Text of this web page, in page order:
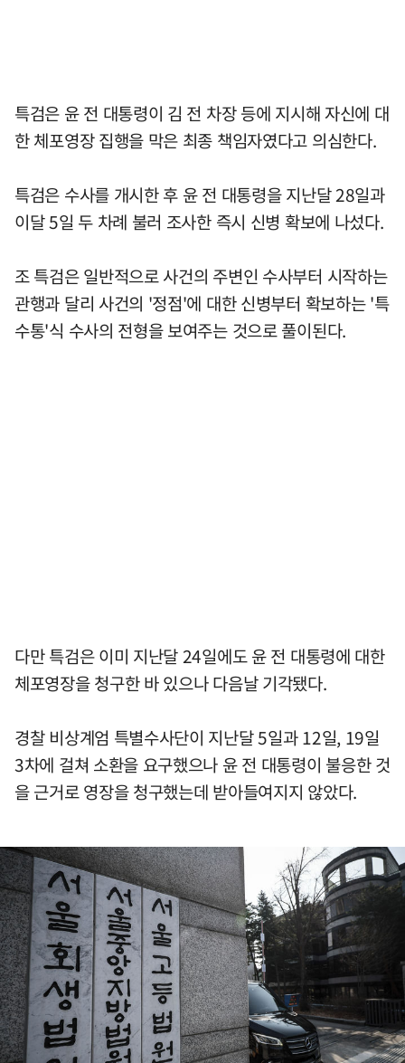
특검은 윤 전 대통령이 김 전 차장 등에 지시해 자신에 대
한 체포영장 집행을 막은 최종 책임자였다고 의심한다.
특검은 수사를 개시한 후 윤 전 대통령을 지난달 28일과
이달 5일 두 차례 불러 조사한 즉시 신병 확보에 나섰다.
조 특검은 일반적으로 사건의 주변인 수사부터 시작하는
관행과 달리 사건의 '정점'에 대한 신병부터 확보하는 '특
수통'식 수사의 전형을 보여주는 것으로 풀이된다.
다만 특검은 이미 지난달 24일에도 윤 전 대통령에 대한
체포영장을 청구한 바 있으나 다음날 기각됐다.
경찰 비상계엄 특별수사단이 지난달 5일과 12일, 19일
3차에 걸쳐 소환을 요구했으나 윤 전 대통령이 불응한 것
을 근거로 영장을 청구했는데 받아들여지지 않았다.